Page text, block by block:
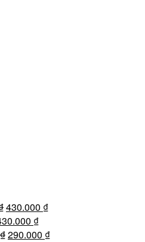
Giá
gốc
là:
430.000 ₫Giá
tại
₫Giá
hiện
₫Giá
290.000 ₫Giá